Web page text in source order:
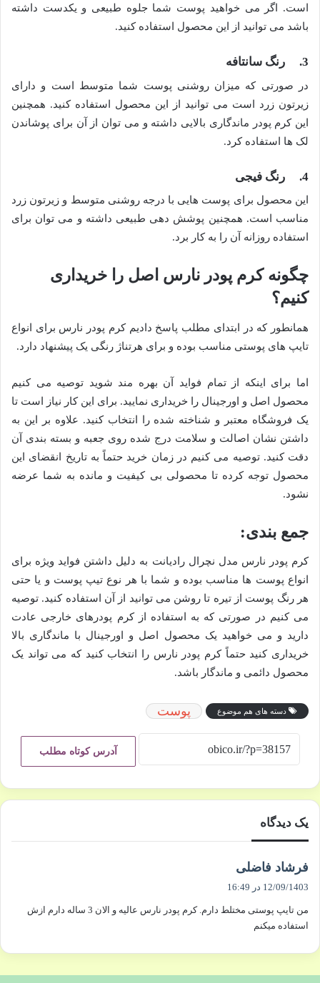
است. اگر می خواهید پوست شما جلوه طبیعی و یکدست داشته
باشد می توانید از این محصول استفاده کنید.
3. رنگ سانتافه
در صورتی که میزان روشنی پوست شما متوسط است و دارای
زیرتون زرد است می توانید از این محصول استفاده کنید. همچنین
این کرم پودر ماندگاری بالایی داشته و می توان از آن برای پوشاندن
لک ها استفاده کرد.
4. رنگ فیجی
این محصول برای پوست هایی با درجه روشنی متوسط و زیرتون زرد
مناسب است. همچنین پوشش دهی طبیعی داشته و می توان برای
استفاده روزانه آن را به کار برد.
چگونه کرم پودر نارس اصل را خریداری
کنیم؟
همانطور که در ابتدای مطلب پاسخ دادیم کرم پودر نارس برای انواع
تایپ های پوستی مناسب بوده و برای هرتناژ رنگی یک پیشنهاد دارد.
اما برای اینکه از تمام فواید آن بهره مند شوید توصیه می کنیم
محصول اصل و اورجینال را خریداری نمایید. برای این کار نیاز است تا
یک فروشگاه معتبر و شناخته شده را انتخاب کنید. علاوه بر این به
داشتن نشان اصالت و سلامت درج شده روی جعبه و بسته بندی آن
دقت کنید. توصیه می کنیم در زمان خرید حتماً به تاریخ انقضای این
محصول توجه کرده تا محصولی بی کیفیت و مانده به شما عرضه
نشود.
جمع بندی:
کرم پودر نارس مدل نچرال رادیانت به دلیل داشتن فواید ویژه برای
انواع پوست ها مناسب بوده و شما با هر نوع تیپ پوست و یا حتی
هر رنگ پوست از تیره تا روشن می توانید از آن استفاده کنید. توصیه
می کنیم در صورتی که به استفاده از کرم پودرهای خارجی عادت
دارید و می خواهید یک محصول اصل و اورجینال با ماندگاری بالا
خریداری کنید حتماً کرم پودر نارس را انتخاب کنید که می تواند یک
محصول دائمی و ماندگار باشد.
دسته های هم موضوع پوست
آدرس کوتاه مطلب
یک دیدگاه
فرشاد فاضلی
:
12/09/1403 در 16:49
من تایپ پوستی مختلط دارم. کرم پودر نارس عالیه و الان 3 ساله دارم ازش
استفاده میکنم